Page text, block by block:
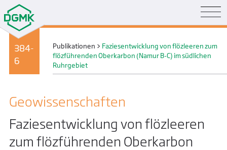
384-
6
Publikationen > Faziesentwicklung von flözleeren zum
flözführenden Oberkarbon (Namur B-C) im südlichen
Ruhrgebiet
Geo­wissenschaften
Faziesentwicklung von flözleeren
zum flözführenden Oberkarbon